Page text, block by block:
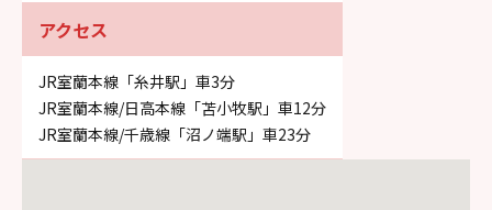
アクセス
JR室蘭本線「糸井駅」車3分
JR室蘭本線/日高本線「苫小牧駅」車12分
JR室蘭本線/千歳線「沼ノ端駅」車23分